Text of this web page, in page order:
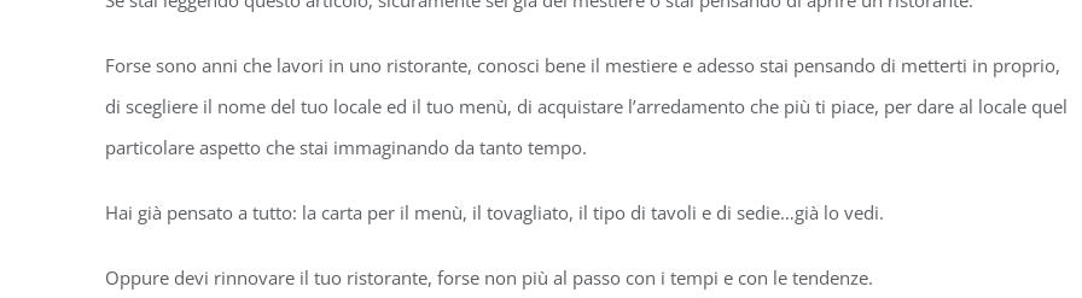
Forse sono anni che lavori in uno ristorante, conosci bene il mestiere e adesso stai pensando di metterti in proprio,
di scegliere il nome del tuo locale ed il tuo menù, di acquistare l’arredamento che più ti piace, per dare al locale quel
particolare aspetto che stai immaginando da tanto tempo.
Hai già pensato a tutto: la carta per il menù, il tovagliato, il tipo di tavoli e di sedie…già lo vedi.
Oppure devi rinnovare il tuo ristorante, forse non più al passo con i tempi e con le tendenze.